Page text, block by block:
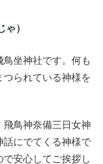
）
坐神社です。何も
られている神様を
鳥神奈備三日女神
話にでてくる神様で
安心してご挨拶し